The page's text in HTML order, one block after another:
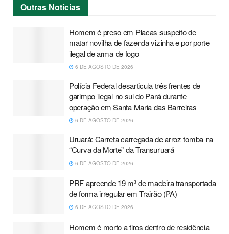
Outras Notícias
Homem é preso em Placas suspeito de
matar novilha de fazenda vizinha e por porte
ilegal de arma de fogo
6 DE AGOSTO DE 2026
Polícia Federal desarticula três frentes de
garimpo ilegal no sul do Pará durante
operação em Santa Maria das Barreiras
6 DE AGOSTO DE 2026
Uruará: Carreta carregada de arroz tomba na
“Curva da Morte” da Transuruará
6 DE AGOSTO DE 2026
PRF apreende 19 m³ de madeira transportada
de forma irregular em Trairão (PA)
6 DE AGOSTO DE 2026
Homem é morto a tiros dentro de residência